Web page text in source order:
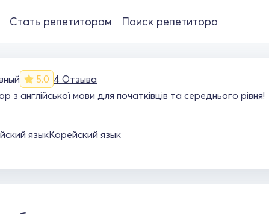
Стать репетитором Поиск репетитора
5.0 4 Отзыва
англійської мови для початківців та середнього рівня!
языкКорейский язык